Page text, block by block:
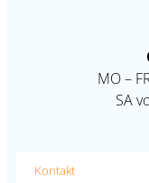
MO –
SA
Kontakt